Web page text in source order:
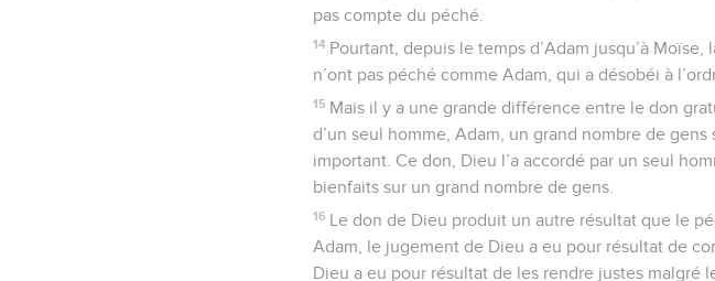
pas compte du péché.
14 Pourtant, depuis le temps d’Adam jusqu’à
n’ont pas péché comme Adam, qui a désobéi à
15 Mais il y a une grande différence entre le don
d’un seul homme, Adam, un grand nombre de
important. Ce don, Dieu l’a accordé par un seul
bienfaits sur un grand nombre de gens.
16 Le don de Dieu produit un autre résultat que le
Adam, le jugement de Dieu a eu pour résultat de
Dieu a eu pour résultat de les rendre justes malgré